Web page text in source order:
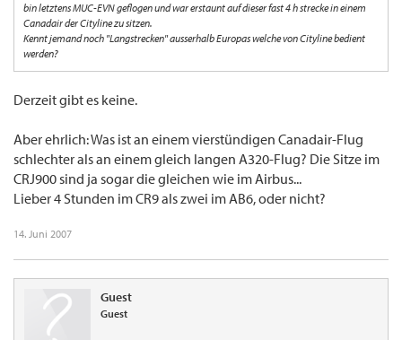
bin letztens MUC-EVN geflogen und war erstaunt auf dieser fast 4 h strecke in einem
Canadair der Cityline zu sitzen.
Kennt jemand noch "Langstrecken" ausserhalb Europas welche von Cityline bedient
werden?
Derzeit gibt es keine.
Aber ehrlich: Was ist an einem vierstündigen Canadair-Flug
schlechter als an einem gleich langen A320-Flug? Die Sitze im
CRJ900 sind ja sogar die gleichen wie im Airbus...
Lieber 4 Stunden im CR9 als zwei im AB6, oder nicht?
14. Juni 2007
Guest
Guest